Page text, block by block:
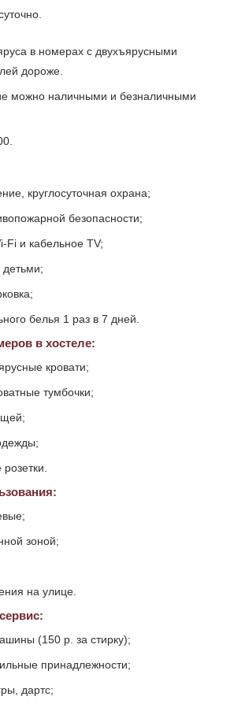
в номерах с двухъярусными
дороже.
можно наличными и безналичными
круглосуточная охрана;
безопасности;
Fi и кабельное TV;
белья 1 раз в 7 дней.
в хостеле:
кровати;
тумбочки;
зоной;
на улице.
(150 р. за стирку);
принадлежности;
дартс;